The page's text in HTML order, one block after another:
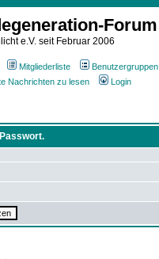
Forum
e.V. seit Februar 2006
Mitgliederliste Benutzergruppen
Nachrichten zu lesen Login